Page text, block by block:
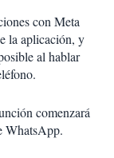
con Meta
la aplicación, y
al hablar
comenzará
WhatsApp.